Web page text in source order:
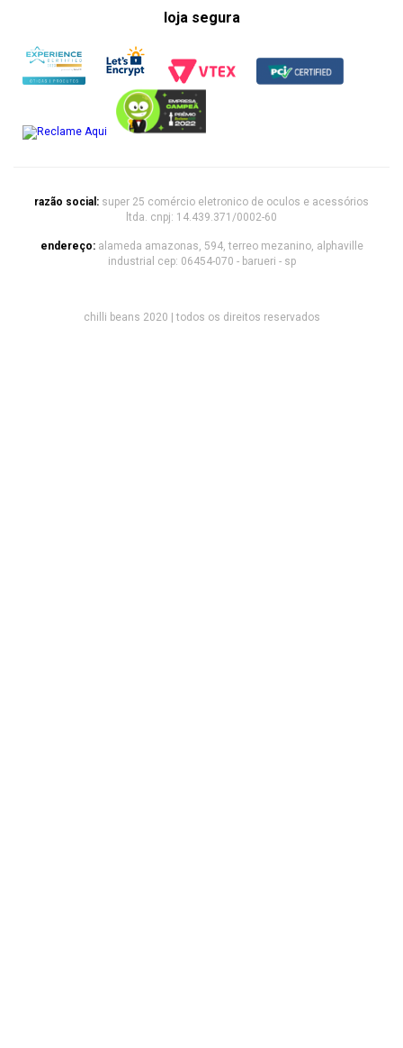
loja segura
razão social: super 25 comércio eletronico de oculos e acessórios
ltda. cnpj: 14.439.371/0002-60
endereço: alameda amazonas, 594, terreo mezanino, alphaville
industrial cep: 06454-070 - barueri - sp
chilli beans 2020 | todos os direitos reservados